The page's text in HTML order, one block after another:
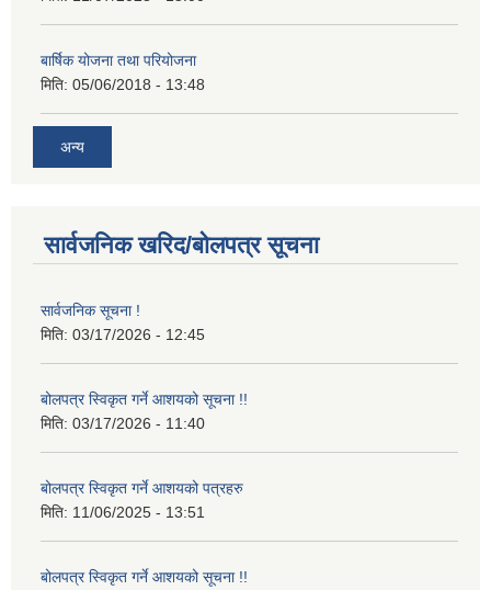
बार्षिक योजना तथा परियोजना
मिति: 05/06/2018 - 13:48
अन्य
सार्वजनिक खरिद/बोलपत्र सूचना
सार्वजनिक सूचना !
मिति: 03/17/2026 - 12:45
बोलपत्र स्विकृत गर्ने आशयको सूचना !!
मिति: 03/17/2026 - 11:40
बोलपत्र स्विकृत गर्ने आशयको पत्रहरु
मिति: 11/06/2025 - 13:51
बोलपत्र स्विकृत गर्ने आशयको सूचना !!